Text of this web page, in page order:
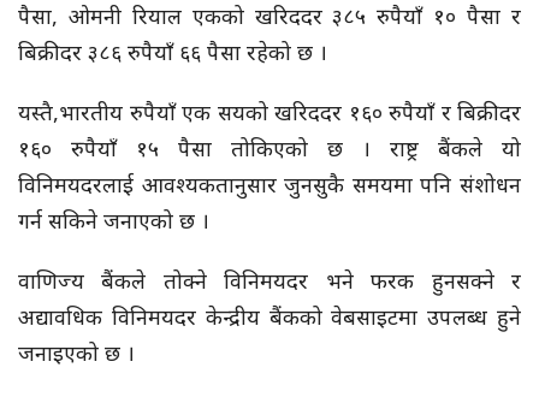
पैसा, ओमनी रियाल एकको खरिददर ३८५ रुपैयाँ १० पैसा र
बिक्रीदर ३८६ रुपैयाँ ६६ पैसा रहेको छ ।
यस्तै,भारतीय रुपैयाँ एक सयको खरिददर १६० रुपैयाँ र बिक्रीदर
१६० रुपैयाँ १५ पैसा तोकिएको छ । राष्ट्र बैंकले यो
विनिमयदरलाई आवश्यकतानुसार जुनसुकै समयमा पनि संशोधन
गर्न सकिने जनाएको छ ।
वाणिज्य बैंकले तोक्ने विनिमयदर भने फरक हुनसक्ने र
अद्यावधिक विनिमयदर केन्द्रीय बैंकको वेबसाइटमा उपलब्ध हुने
जनाइएको छ ।